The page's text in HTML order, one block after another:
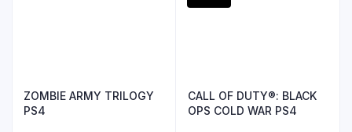
ZOMBIE ARMY TRILOGY
PS4
CALL OF DUTY®: BLACK
OPS COLD WAR PS4